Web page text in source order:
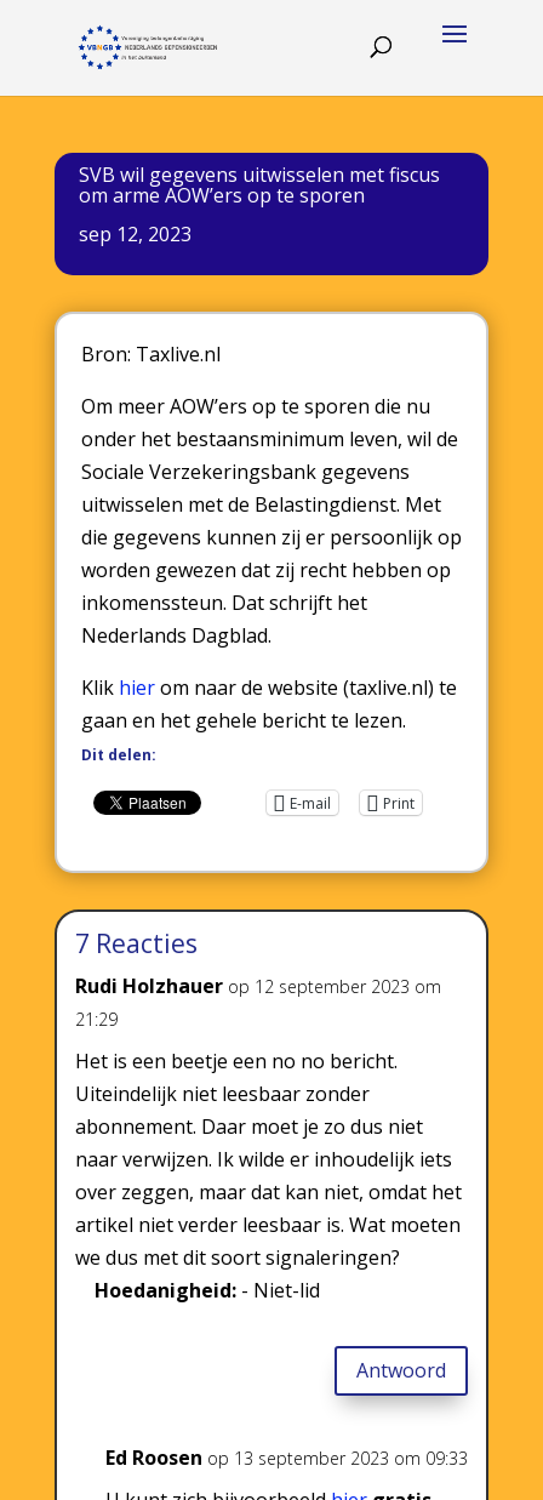
SVB wil gegevens uitwisselen met fiscus
om arme AOW’ers op te sporen
sep 12, 2023
Bron: Taxlive.nl
Om meer AOW’ers op te sporen die nu
onder het bestaansminimum leven, wil de
Sociale Verzekeringsbank gegevens
uitwisselen met de Belastingdienst. Met
die gegevens kunnen zij er persoonlijk op
worden gewezen dat zij recht hebben op
inkomenssteun. Dat schrijft het
Nederlands Dagblad.
Klik hierom naar de website (taxlive.nl) te
gaan en het gehele bericht te lezen.
Dit delen:
E-mail Print
7 Reacties
Rudi Holzhauer op 12 september 2023 om
21:29
Het is een beetje een no no bericht.
Uiteindelijk niet leesbaar zonder
abonnement. Daar moet je zo dus niet
naar verwijzen. Ik wilde er inhoudelijk iets
over zeggen, maar dat kan niet, omdat het
artikel niet verder leesbaar is. Wat moeten
we dus met dit soort signaleringen?
Hoedanigheid:- Niet-lid
Antwoord
Ed Roosen op 13 september 2023 om 09:33